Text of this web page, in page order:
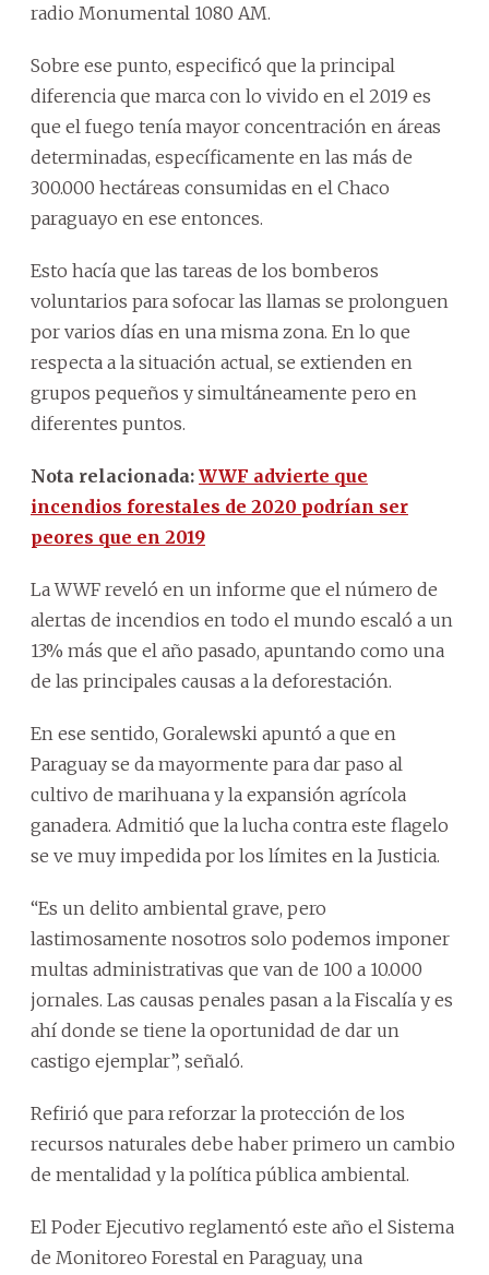
radio Monumental 1080 AM.
Sobre ese punto, especificó que la principal
diferencia que marca con lo vivido en el 2019 es
que el fuego tenía mayor concentración en áreas
determinadas, específicamente en las más de
300.000 hectáreas consumidas en el Chaco
paraguayo en ese entonces.
Esto hacía que las tareas de los bomberos
voluntarios para sofocar las llamas se prolonguen
por varios días en una misma zona. En lo que
respecta a la situación actual, se extienden en
grupos pequeños y simultáneamente pero en
diferentes puntos.
Nota relacionada: WWF advierte que
incendios forestales de 2020 podrían ser
peores que en 2019
La WWF reveló en un informe que el número de
alertas de incendios en todo el mundo escaló a un
13% más que el año pasado, apuntando como una
de las principales causas a la deforestación.
En ese sentido, Goralewski apuntó a que en
Paraguay se da mayormente para dar paso al
cultivo de marihuana y la expansión agrícola
ganadera. Admitió que la lucha contra este flagelo
se ve muy impedida por los límites en la Justicia.
“Es un delito ambiental grave, pero
lastimosamente nosotros solo podemos imponer
multas administrativas que van de 100 a 10.000
jornales. Las causas penales pasan a la Fiscalía y es
ahí donde se tiene la oportunidad de dar un
castigo ejemplar”, señaló.
Refirió que para reforzar la protección de los
recursos naturales debe haber primero un cambio
de mentalidad y la política pública ambiental.
El Poder Ejecutivo reglamentó este año el Sistema
de Monitoreo Forestal en Paraguay, una